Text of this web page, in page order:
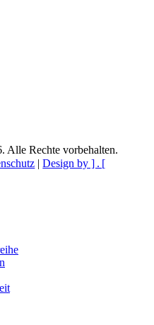
Alle Rechte vorbehalten.
|Design by ] . [